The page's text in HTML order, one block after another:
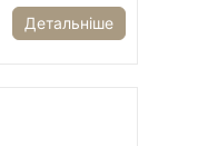
Детальніше